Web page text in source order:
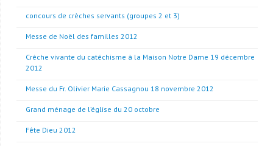
concours de crèches servants (groupes 2 et 3)
Messe de Noël des familles 2012
Crèche vivante du catéchisme à la Maison Notre Dame 19 décembre
2012
Messe du Fr. Olivier Marie Cassagnou 18 novembre 2012
Grand ménage de l’église du 20 octobre
Fête Dieu 2012